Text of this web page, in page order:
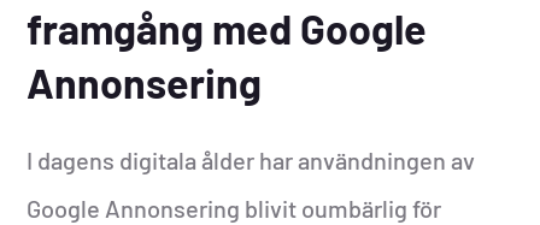
framgång med Google
Annonsering
I dagens digitala ålder har användningen av
Google Annonsering blivit oumbärlig för